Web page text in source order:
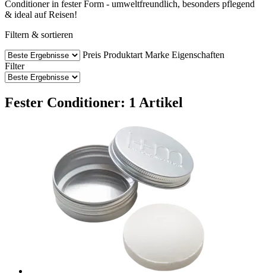
Conditioner in fester Form - umweltfreundlich, besonders pflegend
& ideal auf Reisen!
Filtern & sortieren
Preis Produktart Marke Eigenschaften
Filter
Fester Conditioner: 1 Artikel